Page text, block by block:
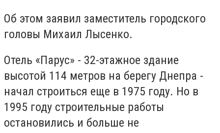
Об этом заявил заместитель городского
головы Михаил Лысенко.
Отель «Парус» - 32-этажное здание
высотой 114 метров на берегу Днепра -
начал строиться еще в 1975 году. Но в
1995 году строительные работы
остановились и больше не